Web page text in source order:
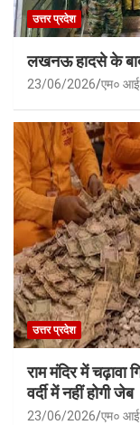
उत्तर प्रदेश
लखनऊ हादसे के
23/06/2026 एम०
उत्तर प्रदेश
राम मंदिर में चढ़ावा
वर्दी में नहीं होगी जेब
23/06/2026 एम०